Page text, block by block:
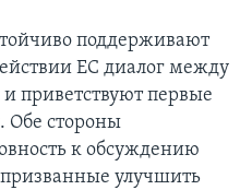
поддерживают
ЕС диалог между
приветствуют первые
Обе стороны
к обсуждению
улучшить